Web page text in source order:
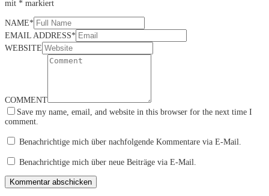
mit * markiert
NAME*
EMAIL ADDRESS*
WEBSITE
COMMENT
Save my name, email, and website in this browser for the next time I
comment.
Benachrichtige mich über nachfolgende Kommentare via E-Mail.
Benachrichtige mich über neue Beiträge via E-Mail.